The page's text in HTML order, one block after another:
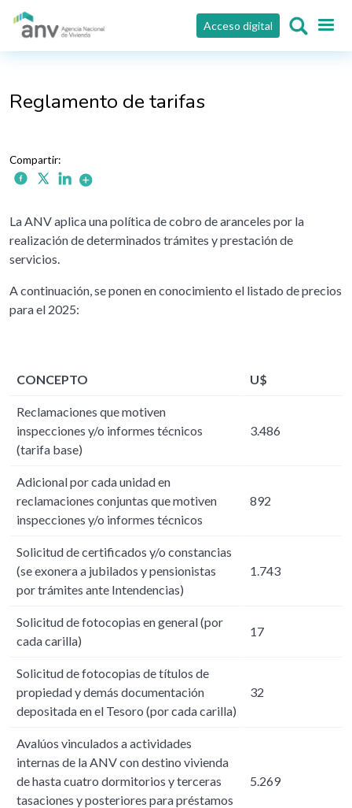
Pasar al contenido principal
Acceso digital
Reglamento de tarifas
La ANV aplica una política de cobro de aranceles por la
realización de determinados trámites y prestación de
servicios.
A continuación, se ponen en conocimiento el listado de precios
para el 2025:
CONCEPTO U$
Reclamaciones que motiven
inspecciones y/o informes técnicos
(tarifa base)
3.486
Adicional por cada unidad en
reclamaciones conjuntas que motiven
inspecciones y/o informes técnicos
892
Solicitud de certificados y/o constancias
(se exonera a jubilados y pensionistas
por trámites ante Intendencias)
1.743
Solicitud de fotocopias en general (por
cada carilla)
17
Solicitud de fotocopias de títulos de
propiedad y demás documentación
depositada en el Tesoro (por cada carilla)
32
Avalúos vinculados a actividades
internas de la ANV con destino vivienda
de hasta cuatro dormitorios y terceras
tasaciones y posteriores para préstamos
5.269